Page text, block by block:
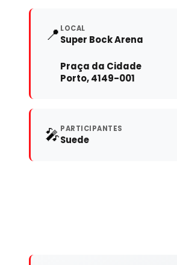
📍 LOCAL
Super Bock Arena
Praça da Cidade
Porto, 4149-001
🎤PARTICIPANTES
Suede